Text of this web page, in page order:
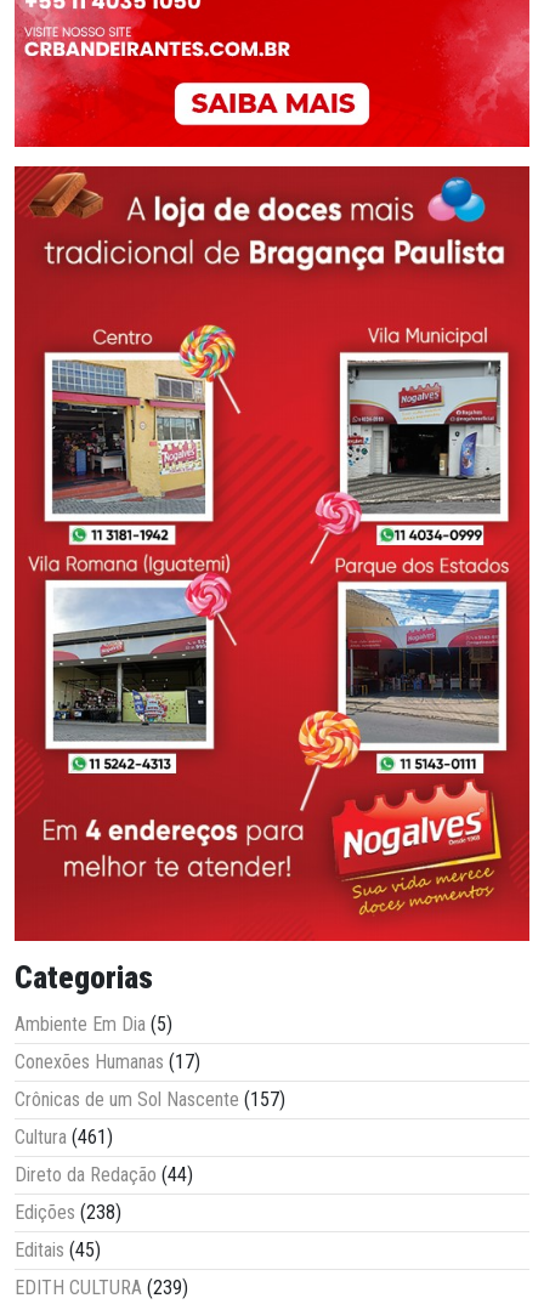
Categorias
Ambiente Em Dia (5)
Conexões Humanas (17)
Crônicas de um Sol Nascente (157)
Cultura (461)
Direto da Redação (44)
Edições (238)
Editais (45)
EDITH CULTURA (239)